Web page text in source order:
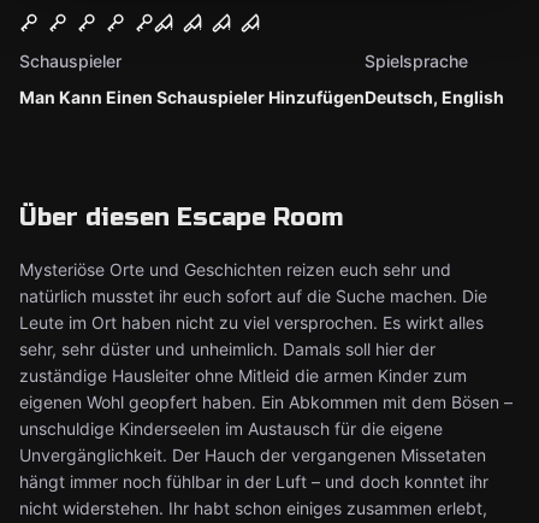
Man Kann Einen Schauspieler Hinzufügen
Schauspieler
Deutsch, English
Spielsprache
Über diesen Escape Room
Mysteriöse Orte und Geschichten reizen euch sehr und
natürlich musstet ihr euch sofort auf die Suche machen. Die
Leute im Ort haben nicht zu viel versprochen. Es wirkt alles
sehr, sehr düster und unheimlich. Damals soll hier der
zuständige Hausleiter ohne Mitleid die armen Kinder zum
eigenen Wohl geopfert haben. Ein Abkommen mit dem Bösen –
unschuldige Kinderseelen im Austausch für die eigene
Unvergänglichkeit. Der Hauch der vergangenen Missetaten
hängt immer noch fühlbar in der Luft – und doch konntet ihr
nicht widerstehen. Ihr habt schon einiges zusammen erlebt,